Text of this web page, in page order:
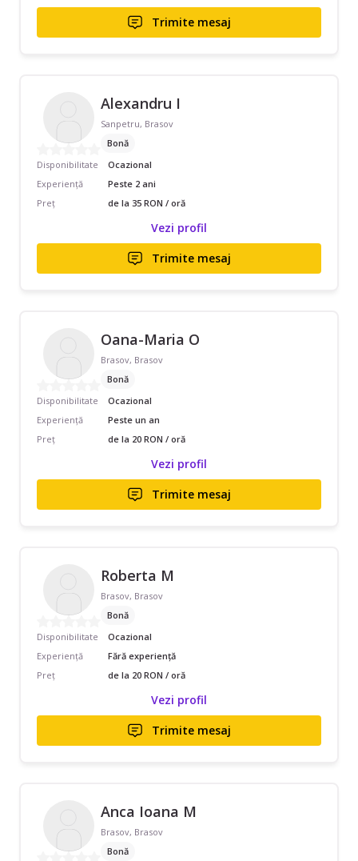
Trimite mesaj
Alexandru I
Sanpetru, Brasov
Bonă
Disponibilitate
Ocazional
Experiență
Peste 2 ani
Preț
de la 35 RON / oră
Vezi profil
Trimite mesaj
Oana-Maria O
Brasov, Brasov
Bonă
Disponibilitate
Ocazional
Experiență
Peste un an
Preț
de la 20 RON / oră
Vezi profil
Trimite mesaj
Roberta M
Brasov, Brasov
Bonă
Disponibilitate
Ocazional
Experiență
Fără experiență
Preț
de la 20 RON / oră
Vezi profil
Trimite mesaj
Anca Ioana M
Brasov, Brasov
Bonă